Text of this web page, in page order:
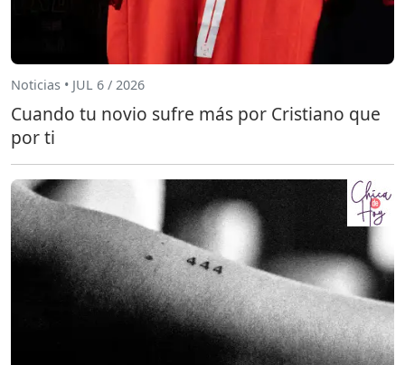
Noticias • JUL 6 / 2026
Cuando tu novio sufre más por Cristiano que
por ti